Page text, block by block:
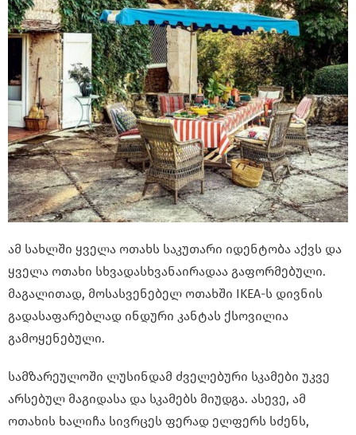
ამ სახლში ყველა ოთახს საკუთარი იდენტობა აქვს და
ყველა ოთახი სხვადასხვანაირადაა გაფორმებული.
მაგალითად, მოსასვენებელ ოთახში IKEA-ს დივნის
გადასაფარებლად ინდური კანტას ქსოვილია
გამოყენებული.
სამზარეულოში ლუსინდამ ძველებური სკამები უკვე
არსებულ მაგიდასა და სკამებს მიუდგა. ასევე, ამ
ოთახის ხალიჩა სივრცეს ფერად ელფერს სძენს,